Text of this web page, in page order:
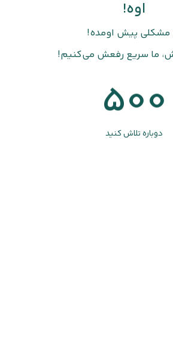
اوه!
مشکلی پیش اومده!
ما سریع رفعش می‌کنیم!
500
دوباره تلاش کنید